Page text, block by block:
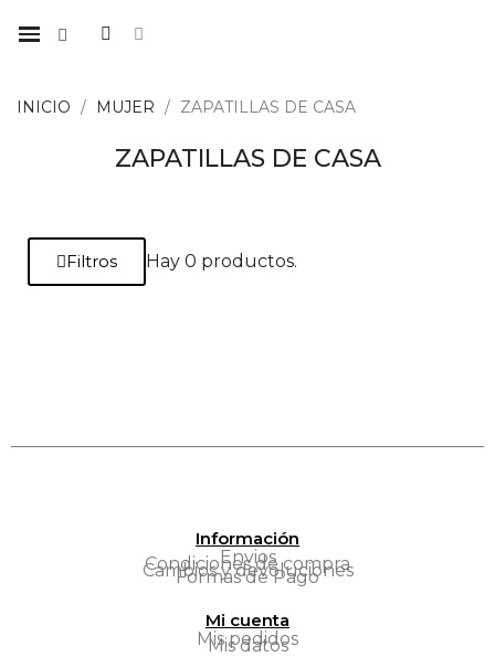
INICIO MUJER ZAPATILLAS DE CASA
ZAPATILLAS DE CASA
Filtros Hay 0 productos.
Información
Envios
Condiciones de compra
Cambios y devoluciones
Formas de Pago
Mi cuenta
Mis pedidos
Mis datos